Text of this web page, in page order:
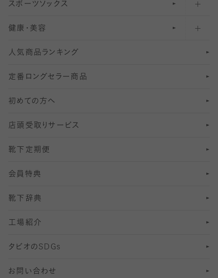
ハイソックス
オーバーニー・ニーハイソックス
81 〜110デニールタイツ
111〜210デニールタイツ
211デニールタイツ以上（防寒・厚手タイツ）
マタニティレギンス
5 分丈
6 分丈レギンス
7 分丈 レギンス
8分丈 レギンス
10分丈 レギンス
12分丈レギンス
13分丈レギンス
結婚式用ストッキング
美脚ストッキング
オールスルーストッキング
匠シリーズ
フレッシャーズ向けソックス・靴下
冠婚葬祭向けソックス・靴下
スーツカジュアルソックス・靴下
ロングホーズ
スポーツソックス
ランニングソックス・靴下
ゴルフソックス・靴下
サッカー・フットサル用ソックス
ヨガソックス・靴下
スポーツ用レッグウォーマー
SSサイズ（21～23cm）
Sサイズ（22～25cm）
Mサイズ（25～27cm）
Lサイズ（27～29cm）
健康・美容
インナーソックス
加圧・着圧ソックス
冷えとり靴下
着圧・加圧タイツ
むくみ対策
足の疲れ対策
足の臭い対策
冷え対策
靴ずれ対策
快適な睡眠対策
人気商品ランキング
定番ロングセラー商品
初めての方へ
店頭受取りサービス
靴下定期便
会員特典
靴下辞典
工場紹介
タビオのSDGs
お問い合わせ